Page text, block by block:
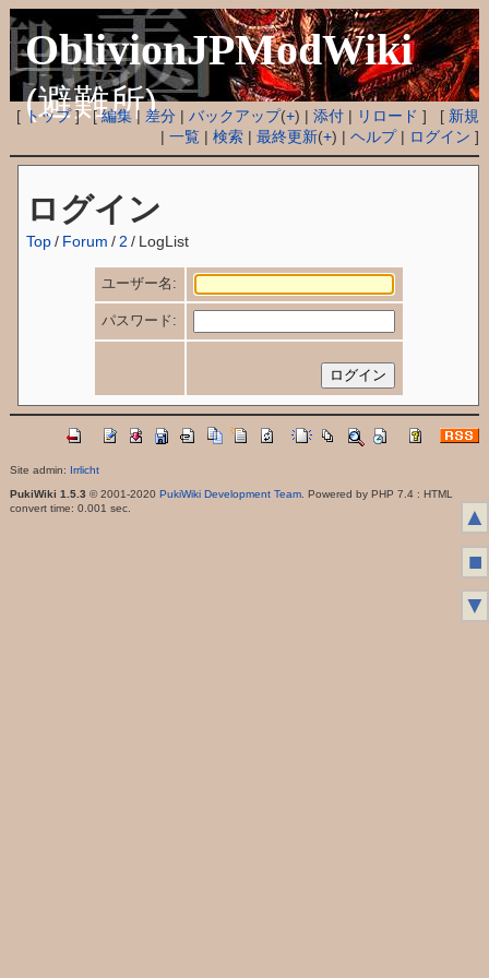
OblivionJPModWiki
(避難所)
[ トップ] [編集| 差分 |バックアップ(+) |添付 | リロード ] [ 新規
|一覧 |検索 |最終更新(+) |ヘルプ| ログイン ]
ログイン
Top / Forum / 2 / LogList
ユーザー名:
パスワード:
Site admin: Irrlicht
PukiWiki 1.5.3 © 2001-2020 PukiWiki Development Team. Powered by PHP 7.4 : HTML
convert time: 0.001 sec.
▲
■
▼